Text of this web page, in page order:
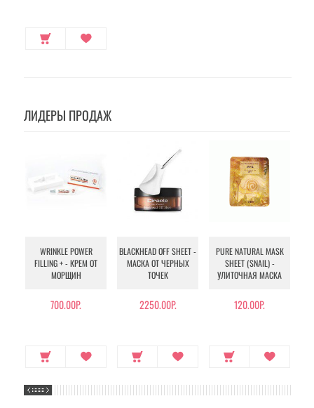
ЛИДЕРЫ ПРОДАЖ
WRINKLE POWER
FILLING + - КРЕМ ОТ
МОРЩИН
700.00Р.
BLACKHEAD OFF SHEET -
МАСКА ОТ ЧЕРНЫХ
ТОЧЕК
2250.00Р.
PURE NATURAL MASK
SHEET (SNAIL) -
УЛИТОЧНАЯ МАСКА
120.00Р.